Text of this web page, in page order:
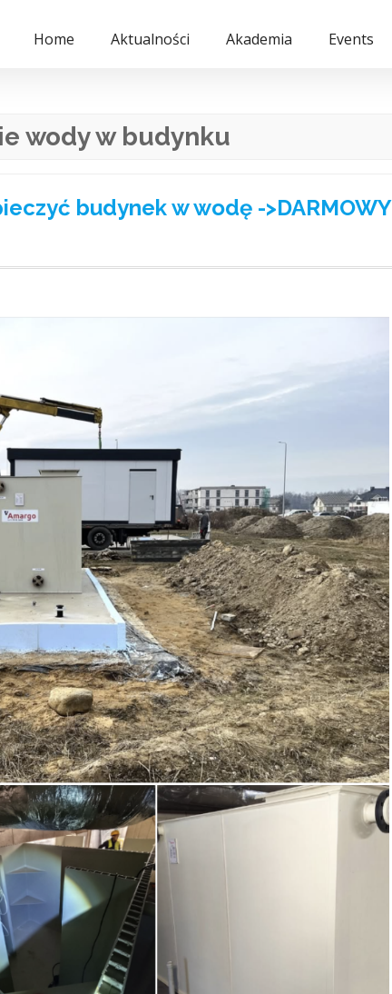
Home Aktualności Akademia Events
wody w budynku
budynek w wodę ->DARMOWY